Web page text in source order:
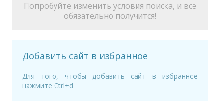
Попробуйте изменить условия поиска, и все
обязательно получится!
Добавить сайт в избранное
Для того, чтобы добавить сайт в избранное
нажмите Ctrl+d